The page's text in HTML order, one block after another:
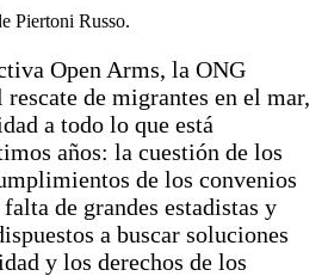
Piertoni Russo.
Open Arms, la ONG
rescate de migrantes en el mar,
a todo lo que está
años: la cuestión de los
de los convenios
de grandes estadistas y
a buscar soluciones
y los derechos de los